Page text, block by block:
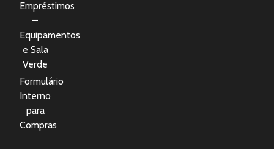
Empréstimos
–
Equipamentos
e Sala
Verde
Formulário
Interno
para
Compras